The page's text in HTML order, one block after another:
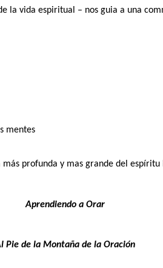
la vida espiritual – nos guia a una
mentes
profunda y mas grande del espíritu
Aprendiendo a Orar
Pie de la Montaña de la Oración